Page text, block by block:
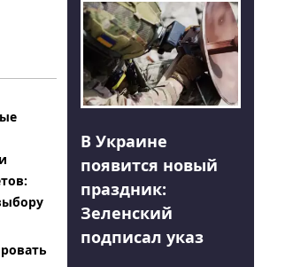
В Украине
появится новый
праздник:
Зеленский
подписал указ